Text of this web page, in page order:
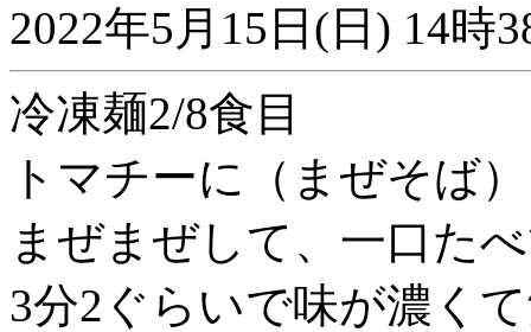
2022年5月15日(日) 14時
冷凍麺2/8食目
トマチーに（まぜそば）
まぜまぜして、一口た
3分2ぐらいで味が濃く